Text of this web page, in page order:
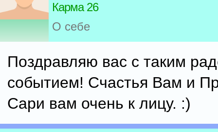
Карма 26
О себе
Поздравляю вас с таким
событием! Счастья Вам и
Сари вам очень к лицу. :)